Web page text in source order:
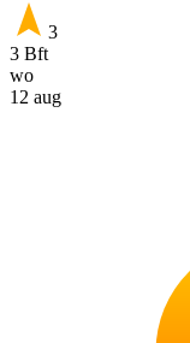
3
3 Bft
wo
12 aug